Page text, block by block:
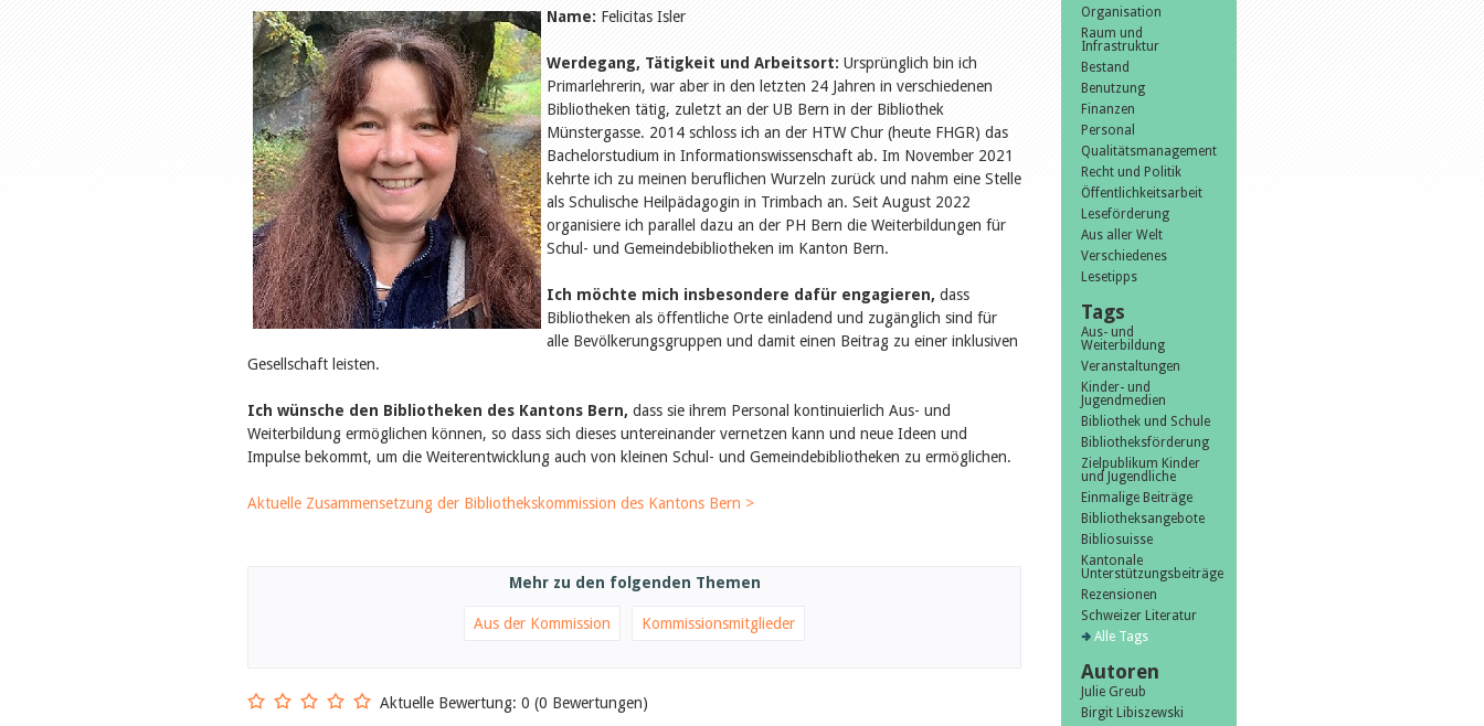
Name: Felicitas Isler
Werdegang, Tätigkeit und Arbeitsort: Ursprünglich bin ich
Primarlehrerin, war aber in den letzten 24 Jahren in verschiedenen
Bibliotheken tätig, zuletzt an der UB Bern in der Bibliothek
Münstergasse. 2014 schloss ich an der HTW Chur (heute FHGR) das
Bachelorstudium in Informationswissenschaft ab. Im November 2021
kehrte ich zu meinen beruflichen Wurzeln zurück und nahm eine Stelle
als Schulische Heilpädagogin in Trimbach an. Seit August 2022
organisiere ich parallel dazu an der PH Bern die Weiterbildungen für
Schul- und Gemeindebibliotheken im Kanton Bern.
Ich möchte mich insbesondere dafür engagieren, dass
Bibliotheken als öffentliche Orte einladend und zugänglich sind für
alle Bevölkerungsgruppen und damit einen Beitrag zu einer inklusiven
Gesellschaft leisten.
Ich wünsche den Bibliotheken des Kantons Bern, dass sie ihrem Personal kontinuierlich Aus- und
Weiterbildung ermöglichen können, so dass sich dieses untereinander vernetzen kann und neue Ideen und
Impulse bekommt, um die Weiterentwicklung auch von kleinen Schul- und Gemeindebibliotheken zu ermöglichen.
Aktuelle Zusammensetzung der Bibliothekskommission des Kantons Bern >
Mehr zu den folgenden Themen
Aus der Kommission Kommissionsmitglieder
Aktuelle Bewertung: 0 (0 Bewertungen)
Organisation
Raum und
Infrastruktur
Bestand
Benutzung
Finanzen
Personal
Qualitätsmanagement
Recht und Politik
Öffentlichkeitsarbeit
Leseförderung
Aus aller Welt
Verschiedenes
Lesetipps
Tags
Aus- und
Weiterbildung
Veranstaltungen
Kinder- und
Jugendmedien
Bibliothek und Schule
Bibliotheksförderung
Zielpublikum Kinder
und Jugendliche
Einmalige Beiträge
Bibliotheksangebote
Bibliosuisse
Kantonale
Unterstützungsbeiträge
Rezensionen
Schweizer Literatur
Alle Tags
Autoren
Julie Greub
Birgit Libiszewski